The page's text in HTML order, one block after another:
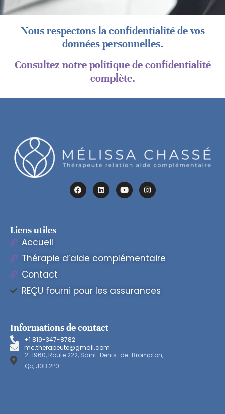
Nous respectons la confidentialité de vos
données personnelles.
Consultez notre politique de confidentialité
complète.
Liens utiles
Accueil
Thérapie d’aide complémentaire
Contact
REÇU fourni pour les assurances
Informations de contact
+1 819-347-8782
mc.therapeute@gmail.com
2-1960, Route 222, Saint-Denis-de-Brompton,
Qc, J0B 2P0